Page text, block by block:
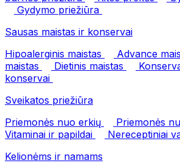
Gydymo priežiūra
Sausas maistas ir konservai
Hipoalerginis maistas
Advance
maistas
Dietinis maistas
konservai
Sveikatos priežiūra
Priemonės nuo erkių
Priemonės
Vitaminai ir papildai
Nereceptiniai
Kelionėms ir namams